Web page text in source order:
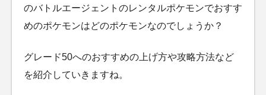
のバトルエージェントのレンタルポケモンでおすす
めのポケモンはどのポケモンなのでしょうか？
グレード50へのおすすめの上げ方や攻略方法など
を紹介していきますね。